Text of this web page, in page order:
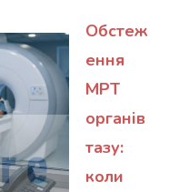
Обстеж
ення
МРТ
органів
тазу:
коли